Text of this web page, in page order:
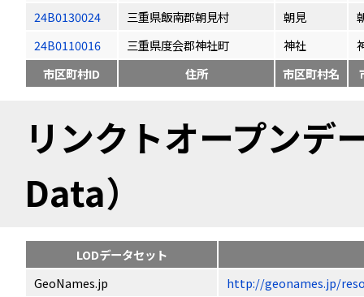
24B0130024
三重県飯南郡朝見村 朝見
24B0110016
三重県度会郡神社町 神社
市区町村ID
住所 市区町村名
リンクトオープン
Data）
LODデータセット
GeoNames.jp
http://geonames.jp/